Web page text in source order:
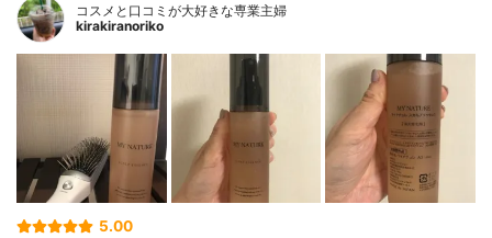
コスメと口コミが大好きな専業主婦
kirakiranoriko
5.00